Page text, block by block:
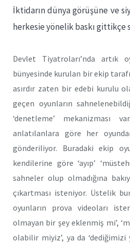
İktidarın dünya görüşüne ve
herkesie yönelik baskı gittikçe
Devlet Tiyatroları’nda artık
bünyesinde kurulan bir ekip
asırdır zaten bir edebi kurulu
geçen oyunların
‘denetleme’ mekanizması
anlatılanlara göre her
gönderiliyor. Buradaki ekip
kendilerine göre ‘ayıp’
sahneler olup olmadığına
çıkartması isteniyor. Üstelik
oyunların prova videoları
olmayan bir şey eklenmiş mi’,
olabilir miyiz’, ya da ‘dediğimizi